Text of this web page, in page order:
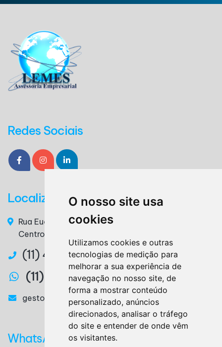
O nosso site usa
cookies
Utilizamos cookies e outras
tecnologias de medição para
melhorar a sua experiência de
navegação no nosso site, de
forma a mostrar conteúdo
personalizado, anúncios
direcionados, analisar o tráfego
do site e entender de onde vêm
os visitantes.
Redes Sociais
Localização
Rua Euclides da Cunha, n° 117 - 3° Andar, Sala 36 –
Centro – Ribeirão Pires / SP – CEP. 09400-220
(11) 4825-3879
(11) 97327-2746
gestora@lemesassessoria.com.br
WhatsApp